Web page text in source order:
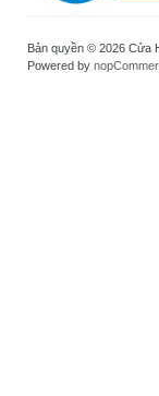
Bản quyền © 2026 Cửa
Powered by